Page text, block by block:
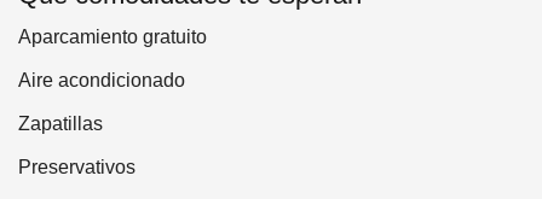
Aparcamiento gratuito
Aire acondicionado
Zapatillas
Preservativos